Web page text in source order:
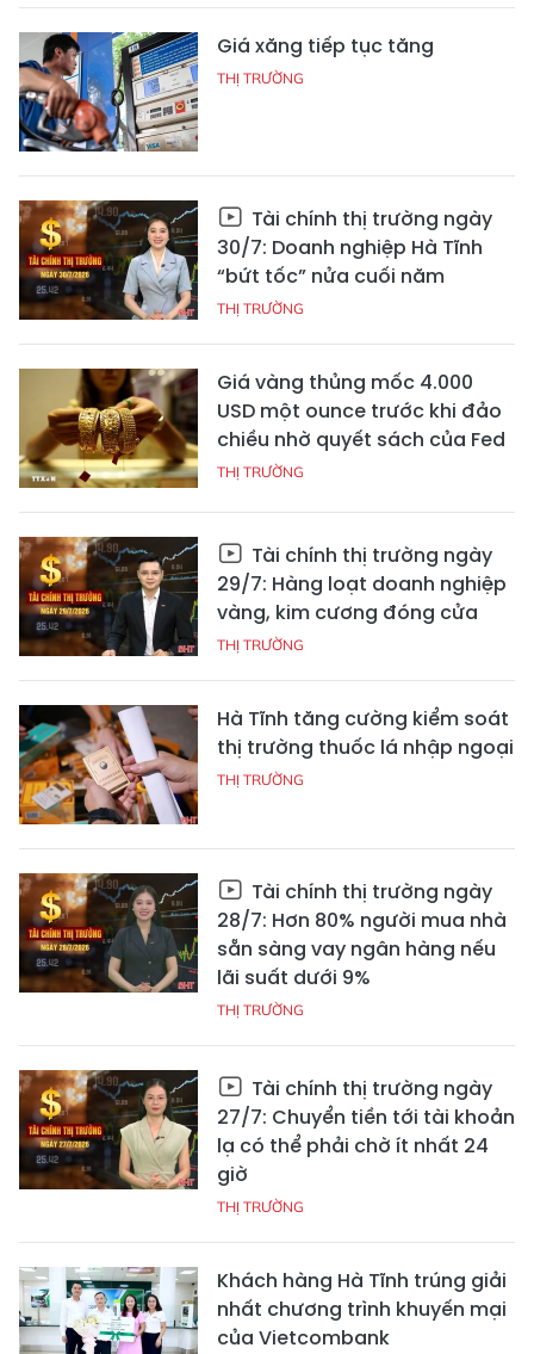
Giá xăng tiếp tục tăng
THỊ TRƯỜNG
Tài chính thị trường ngày
30/7: Doanh nghiệp Hà Tĩnh
“bứt tốc” nửa cuối năm
THỊ TRƯỜNG
Giá vàng thủng mốc 4.000
USD một ounce trước khi đảo
chiều nhờ quyết sách của Fed
THỊ TRƯỜNG
Tài chính thị trường ngày
29/7: Hàng loạt doanh nghiệp
vàng, kim cương đóng cửa
THỊ TRƯỜNG
Hà Tĩnh tăng cường kiểm soát
thị trường thuốc lá nhập ngoại
THỊ TRƯỜNG
Tài chính thị trường ngày
28/7: Hơn 80% người mua nhà
sẵn sàng vay ngân hàng nếu
lãi suất dưới 9%
THỊ TRƯỜNG
Tài chính thị trường ngày
27/7: Chuyển tiền tới tài khoản
lạ có thể phải chờ ít nhất 24
giờ
THỊ TRƯỜNG
Khách hàng Hà Tĩnh trúng giải
nhất chương trình khuyến mại
của Vietcombank